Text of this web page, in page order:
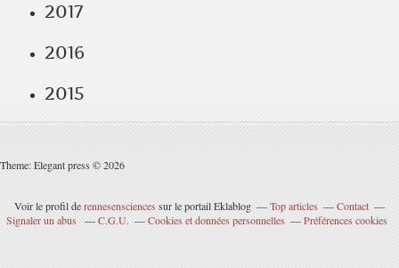
2017
2016
2015
Theme: Elegant press © 2026
Voir le profil derennesensciences sur le portail Eklablog Top articles
Contact
Signaler un abus
C.G.U. Cookies et données personnelles Préférences cookies